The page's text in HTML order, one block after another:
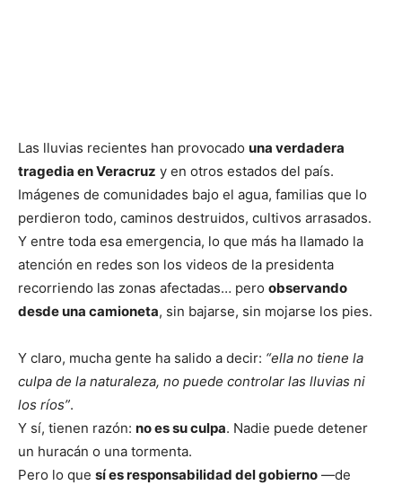
Las lluvias recientes han provocado una verdadera
tragedia en Veracruz y en otros estados del país.
Imágenes de comunidades bajo el agua, familias que lo
perdieron todo, caminos destruidos, cultivos arrasados.
Y entre toda esa emergencia, lo que más ha llamado la
atención en redes son los videos de la presidenta
recorriendo las zonas afectadas… pero observando
desde una camioneta, sin bajarse, sin mojarse los pies.
Y claro, mucha gente ha salido a decir: “ella no tiene la
culpa de la naturaleza, no puede controlar las lluvias ni
los ríos”.
Y sí, tienen razón: no es su culpa. Nadie puede detener
un huracán o una tormenta.
Pero lo que sí es responsabilidad del gobierno —de